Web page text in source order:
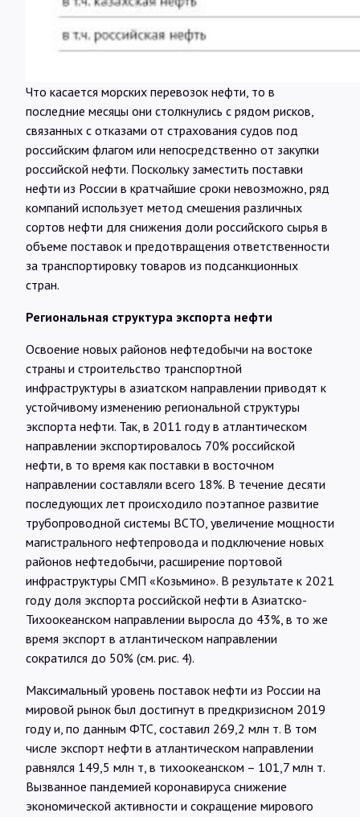
Что касается морских перевозок нефти, то в
последние месяцы они столкнулись с рядом рисков,
связанных с отказами от страхования судов под
российским флагом или непосредственно от закупки
российской нефти. Поскольку заместить поставки
нефти из России в кратчайшие сроки невозможно, ряд
компаний использует метод смешения различных
сортов нефти для снижения доли российского сырья в
объеме поставок и предотвращения ответственности
за транспортировку товаров из подсанкционных
стран.
Региональная структура экспорта нефти
Освоение новых районов нефтедобычи на востоке
страны и строительство транспортной
инфраструктуры в азиатском направлении приводят к
устойчивому изменению региональной структуры
экспорта нефти. Так, в 2011 году в атлантическом
направлении экспортировалось 70% российской
нефти, в то время как поставки в восточном
направлении составляли всего 18%. В течение десяти
последующих лет происходило поэтапное развитие
трубопроводной системы ВСТО, увеличение мощности
магистрального нефтепровода и подключение новых
районов нефтедобычи, расширение портовой
инфраструктуры СМП «Козьмино». В результате к 2021
году доля экспорта российской нефти в Азиатско-
Тихоокеанском направлении выросла до 43%, в то же
время экспорт в атлантическом направлении
сократился до 50% (см. рис. 4).
Максимальный уровень поставок нефти из России на
мировой рынок был достигнут в предкризисном 2019
году и, по данным ФТС, составил 269,2 млн т. В том
числе экспорт нефти в атлантическом направлении
равнялся 149,5 млн т, в тихоокеанском – 101,7 млн т.
Вызванное пандемией коронавируса снижение
экономической активности и сокращение мирового